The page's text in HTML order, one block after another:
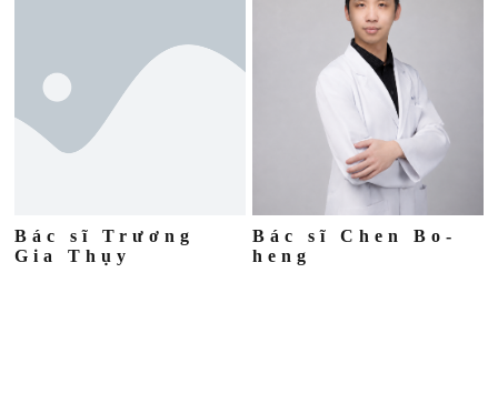
Bác sĩ Trương
Gia Thụy
Bác sĩ Chen Bo-
heng